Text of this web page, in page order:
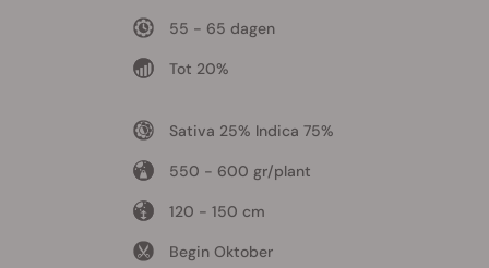
55 - 65 dagen
Tot 20%
Sativa 25% Indica 75%
550 - 600 gr/plant
120 - 150 cm
Begin Oktober